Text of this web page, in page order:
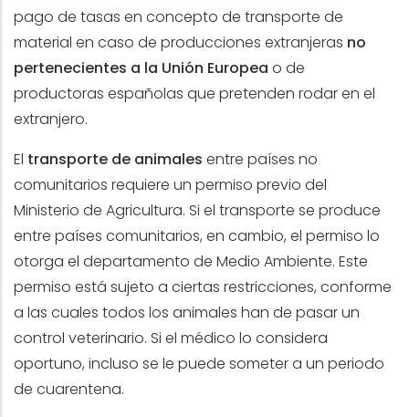
pago de tasas en concepto de transporte de
material en caso de producciones extranjeras no
pertenecientes a la Unión Europea o de
productoras españolas que pretenden rodar en el
extranjero.
El transporte de animales entre países no
comunitarios requiere un permiso previo del
Ministerio de Agricultura. Si el transporte se produce
entre países comunitarios, en cambio, el permiso lo
otorga el departamento de Medio Ambiente. Este
permiso está sujeto a ciertas restricciones, conforme
a las cuales todos los animales han de pasar un
control veterinario. Si el médico lo considera
oportuno, incluso se le puede someter a un periodo
de cuarentena.